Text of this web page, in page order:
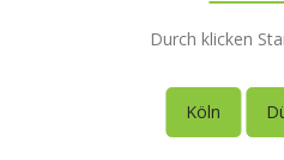
Durch klicken
Köln